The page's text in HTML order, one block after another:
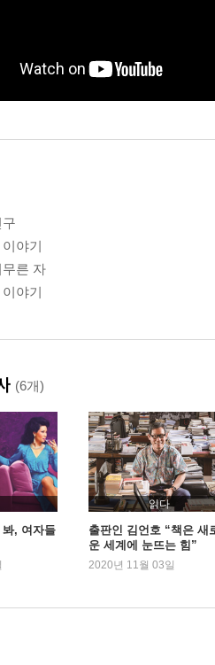
야기
른 자
야기
(6개)
봐, 여자들
읽다
출판인 김언호 “책은 새
운 세계에 눈뜨는 힘”
2020년 11월 03일